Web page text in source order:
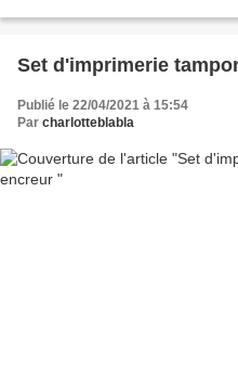
Set d'imprimerie
Publié le 22/04/2021 à 15:54
Par charlotteblabla